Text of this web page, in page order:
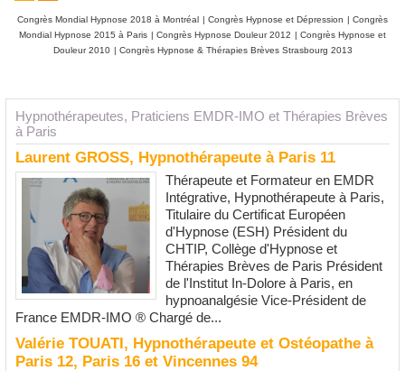
Hypnothérapeutes, Praticiens EMDR-IMO et Thérapies Brèves
à Paris
Laurent GROSS, Hypnothérapeute à Paris 11
Thérapeute et Formateur en EMDR
Intégrative, Hypnothérapeute à Paris,
Titulaire du Certificat Européen
d'Hypnose (ESH) Président du
CHTIP, Collège d'Hypnose et
Thérapies Brèves de Paris Président
de l'Institut In-Dolore à Paris, en
hypnoanalgésie Vice-Président de
France EMDR-IMO ® Chargé de...
Valérie TOUATI, Hypnothérapeute et Ostéopathe à
Paris 12, Paris 16 et Vincennes 94
Congrès Mondial Hypnose 2018 à Montréal | Congrès Hypnose et Dépression | Congrès
Mondial Hypnose 2015 à Paris | Congrès Hypnose Douleur 2012 | Congrès Hypnose et
Douleur 2010 | Congrès Hypnose & Thérapies Brèves Strasbourg 2013